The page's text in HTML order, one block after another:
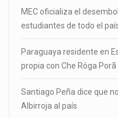
MEC oficializa el
estudiantes de todo el
Paraguaya residente en
propia con Che Róga Porã
Santiago Peña dice que
Albirroja al país